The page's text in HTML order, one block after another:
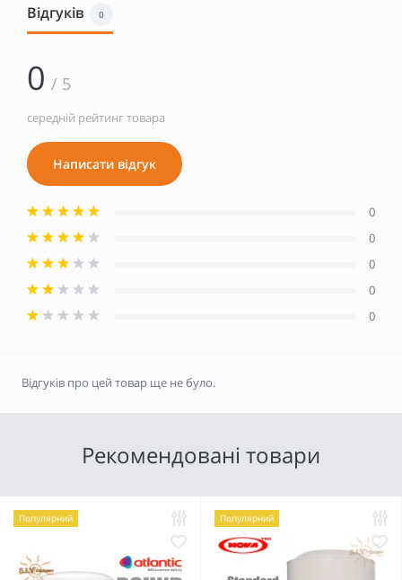
Відгуків 0
0 / 5
середній рейтинг товара
Написати відгук
0
0
0
0
0
Відгуків про цей товар ще не було.
Рекомендовані товари
Популярний Популярний